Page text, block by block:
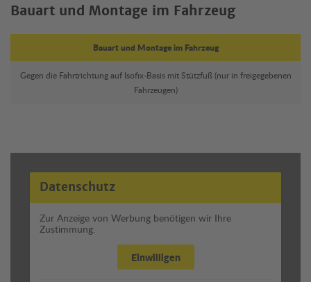
Bauart und Montage im Fahrzeug
Bauart und Montage im Fahrzeug
Gegen die Fahrtrichtung auf Isofix-Basis mit Stützfuß (nur in freigegebenen
Fahrzeugen)
Datenschutz
Zur Anzeige von Werbung benötigen wir Ihre
Zustimmung.
Einwilligen